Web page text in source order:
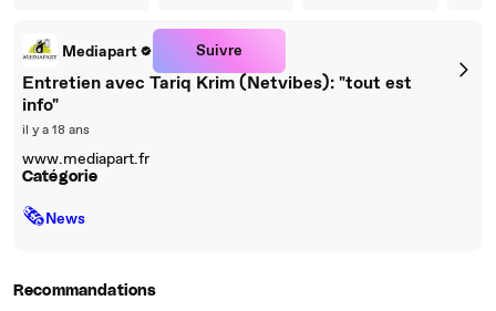
Mediapart Suivre
Entretien avec Tariq Krim (Netvibes): "tout est
info"
il y a 18 ans
www.mediapart.fr
Catégorie
🗞News
Recommandations